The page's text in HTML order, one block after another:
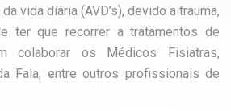
vida diária (AVD’s), devido a trauma,
ter que recorrer a tratamentos de
colaborar os Médicos Fisiatras,
Fala, entre outros profissionais de